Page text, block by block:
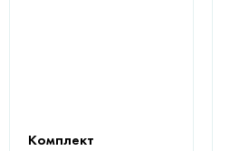
Комплект